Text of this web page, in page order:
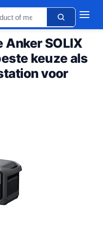
Anker SOLIX
keuze als
voor